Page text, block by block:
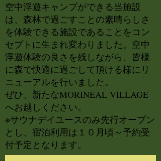
空中浮遊キャンプができる当施設
は、森林で過ごすことの素晴らしさ
を体験できる施設であることをコン
セプトに生まれ変わりました。空中
浮遊体験の良さを残しながら、皆様
に森で快適に過ごして頂ける様にリ
ニューアルを行いました。
​ぜひ、新たなMORINEAL VILLAGE
へお越しください。
​※サウナデイユースのみ先行オープン
とし、宿泊利用は１０月頃～予約受
付予定となります。